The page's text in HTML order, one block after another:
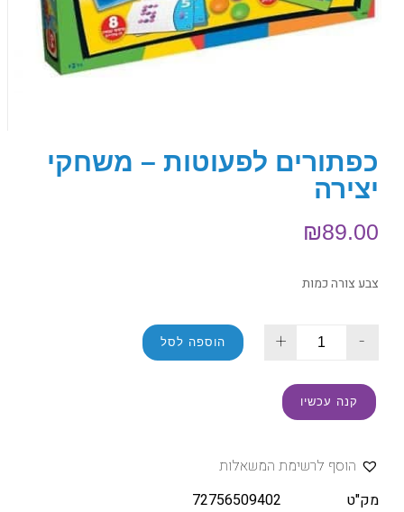
כפתורים לפעוטות – משחקי
יצירה
₪89.00
צבע צורה כמות
-
+ הוספה לסל
קנה עכשיו
הוסף לרשימת המשאלות
מק"ט
72756509402